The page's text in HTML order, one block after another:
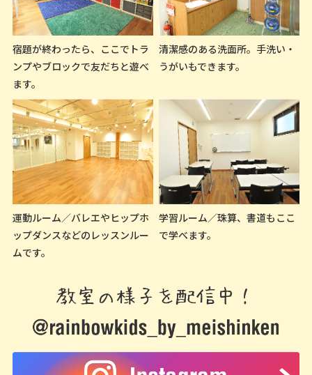
宿題が終わったら、ここでトラ
ンプやブロックで友だちと遊べ
ます。
清潔感のある洗面所。手洗い・
うがいもできます。
運動ルーム／バレエやヒップホ
ップダンスなどのレッスンルー
ムです。
学習ルーム／珠算、書道もここ
で学べます。